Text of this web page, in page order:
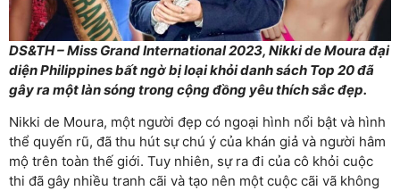
DS&TH – Miss Grand International 2023, Nikki de Moura đại
diện Philippines bất ngờ bị loại khỏi danh sách Top 20 đã
gây ra một làn sóng trong cộng đồng yêu thích sắc đẹp.
Nikki de Moura, một người đẹp có ngoại hình nổi bật và hình
thể quyến rũ, đã thu hút sự chú ý của khán giả và người hâm
mộ trên toàn thế giới. Tuy nhiên, sự ra đi của cô khỏi cuộc
thi đã gây nhiều tranh cãi và tạo nên một cuộc cãi vã không